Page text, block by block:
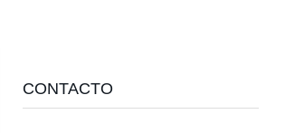
CONTACTO